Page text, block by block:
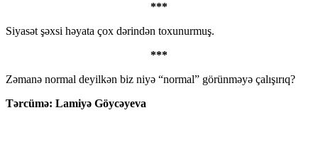
***
Siyasət şəxsi həyata çox dərindən toxunurmuş.
***
Zəmanə normal deyilkən biz niyə “normal” görünməyə çalışırıq?
Tərcümə: Lamiyə Göycəyeva